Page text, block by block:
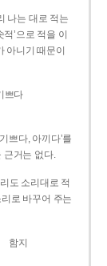
나는 대로 적는
’으로 적을 이
아니기 때문이
쁘다
쁘다, 아끼다’를
근거는 없다.
도 소리대로 적
로 바꾸어 주는
함지